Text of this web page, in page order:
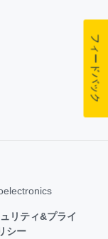
リティ&プライ
シー
フィードバック